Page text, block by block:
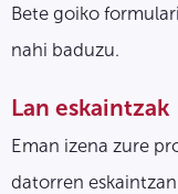
Bete goiko
nahi baduzu.
Lan eskaintzak
Eman izena zure
datorren